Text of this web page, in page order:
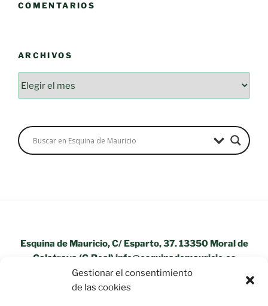
Gestionar el consentimiento
de las cookies
COMENTARIOS
ARCHIVOS
Esquina de Mauricio, C/ Esparto, 37. 13350 Moral de
Calatrava (C.Real) info@esquinademauricio.es
«Aviso Legal»